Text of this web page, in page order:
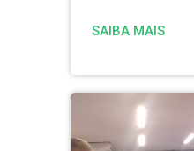
SAIBA MAIS